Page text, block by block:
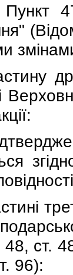
47
ст.
96):